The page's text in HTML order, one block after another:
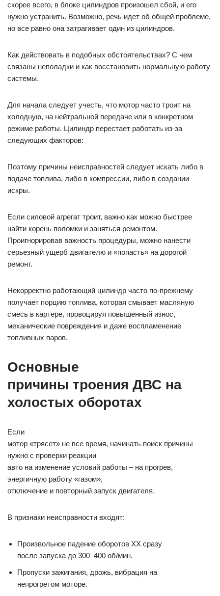
скорее всего, в блоке цилиндров произошел сбой, и его
нужно устранить. Возможно, речь идет об общей проблеме,
но все равно она затрагивает один из цилиндров.
Как действовать в подобных обстоятельствах? С чем
связаны неполадки и как восстановить нормальную работу
системы.
Для начала следует учесть, что мотор часто троит на
холодную, на нейтральной передаче или в конкретном
режиме работы. Цилиндр перестает работать из-за
следующих факторов:
Поэтому причины неисправностей следует искать либо в
подаче топлива, либо в компрессии, либо в создании
искры.
Если силовой агрегат троит, важно как можно быстрее
найти корень поломки и заняться ремонтом.
Проигнорировав важность процедуры, можно нанести
серьезный ущерб двигателю и «попасть» на дорогой
ремонт.
Некорректно работающий цилиндр часто по-прежнему
получает порцию топлива, которая смывает масляную
смесь в картере, провоцируя повышенный износ,
механические повреждения и даже воспламенение
топливных паров.
Основные
причины троения ДВС на
холостых оборотах
Если
мотор «трясет» не все время, начинать поиск причины
нужно с проверки реакции
авто на изменение условий работы – на прогрев,
энергичную работу «газом»,
отключение и повторный запуск двигателя.
В признаки неисправности входят:
Произвольное падение оборотов ХХ сразу
после запуска до 300–400 об/мин.
Пропуски зажигания, дрожь, вибрация на
непрогретом моторе.